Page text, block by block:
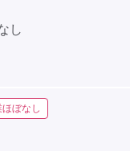
し
ぼなし